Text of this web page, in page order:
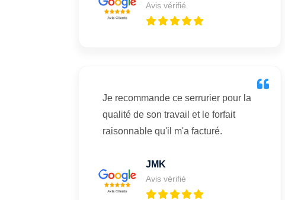
Avis vérifié
Je recommande ce serrurier pour la
qualité de son travail et le forfait
raisonnable qu'il m'a facturé.
JMK
Avis vérifié